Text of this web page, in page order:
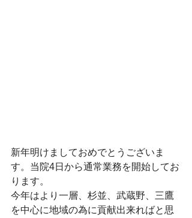
新年明けましておめでとうございま
す。当院4日から通常業務を開始してお
ります。
今年はより一層、杉並、武蔵野、三鷹
を中心に地域の為に貢献出来ればと思